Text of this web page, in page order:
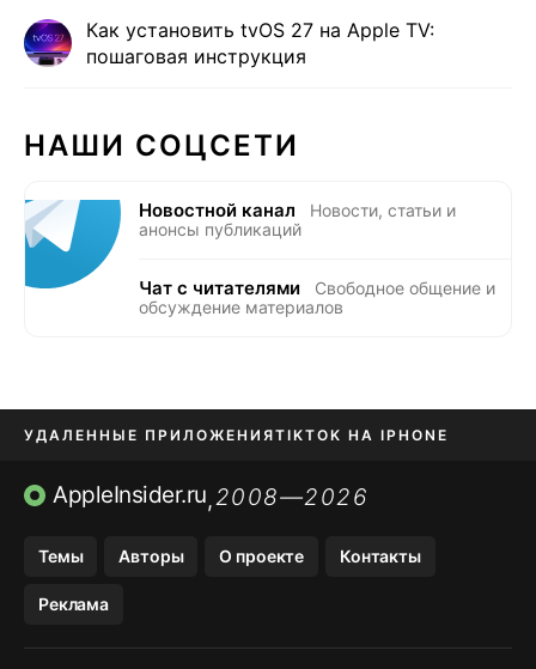
Как установить tvOS 27 на Apple TV:
пошаговая инструкция
НАШИ СОЦСЕТИ
Новостной канал
Новости, статьи и
анонсы публикаций
Чат с читателями
Свободное общение и
обсуждение материалов
УДАЛЕННЫЕ ПРИЛОЖЕНИЯTIKTOK НА IPHONE
ПРИЛОЖЕНИЯ БЕЗ APP STORE
AppleInsider.ru,2008—2026
Темы Авторы О проекте Контакты
Реклама